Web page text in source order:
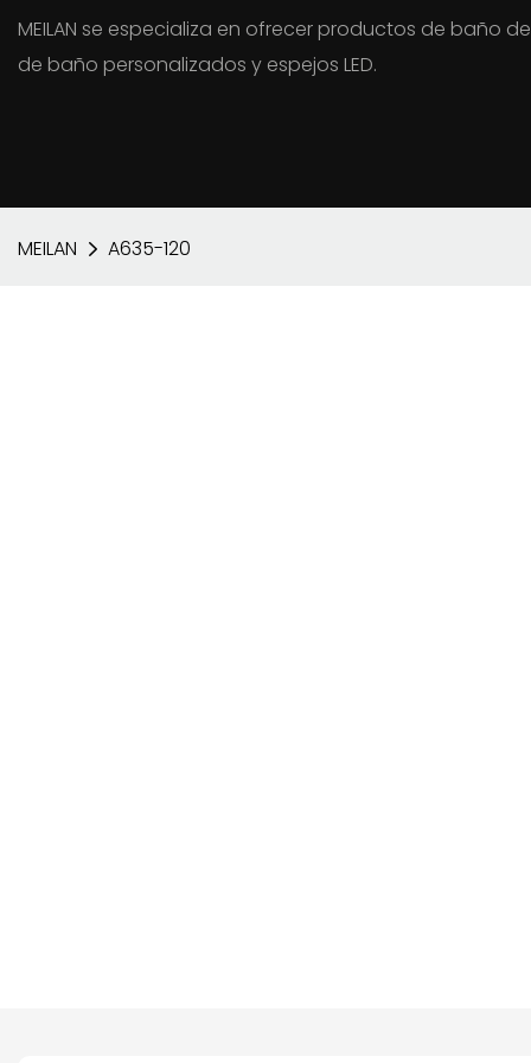
MEILAN se especializa en ofrecer productos de baño
de baño personalizados y espejos LED.
MEILAN A635-120